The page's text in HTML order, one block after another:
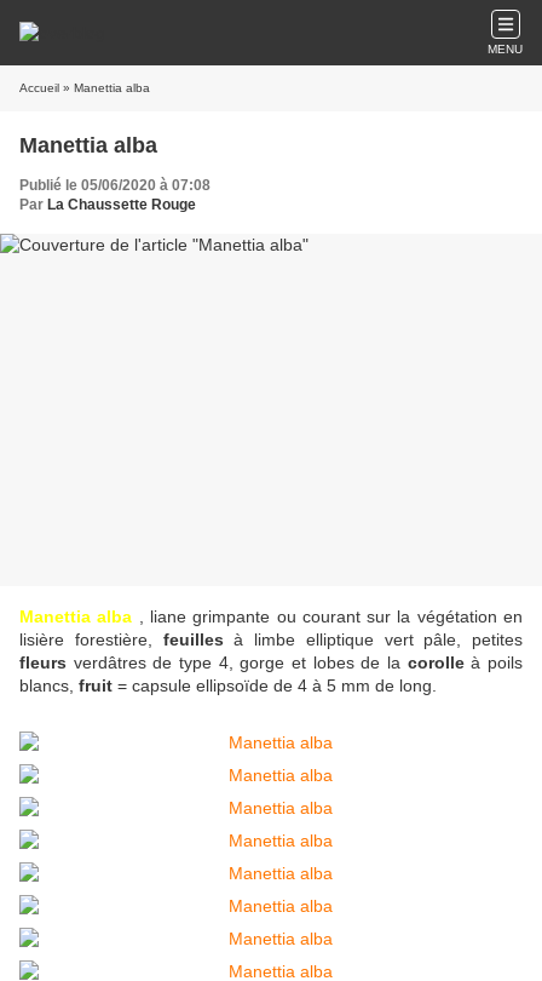
MENU
Accueil » Manettia alba
Manettia alba
Publié le 05/06/2020 à 07:08
Par La Chaussette Rouge
Manettia alba , liane grimpante ou courant sur la végétation en
lisière forestière, feuillesà limbe elliptique vert pâle, petites
fleurs verdâtres de type 4, gorge et lobes de la corolleà poils
blancs, fruit = capsule ellipsoïde de 4 à 5 mm de long.